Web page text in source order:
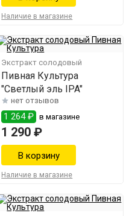
Наличие в магазине
Экстракт солодовый
Пивная Культура
"Светлый эль IPA"
нет отзывов
1 264 ₽ в магазине
1 290 ₽
Наличие в магазине